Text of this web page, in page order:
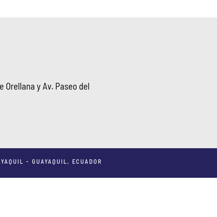
Orellana y Av. Paseo del
- GUAYAQUIL, ECUADOR